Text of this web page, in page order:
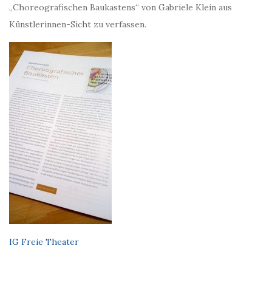
„Choreografischen Baukastens“ von Gabriele Klein aus
Künstlerinnen-Sicht zu verfassen.
IG Freie Theater